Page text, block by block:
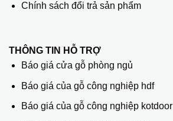
Chính sách đổi trả sản phẩm
THÔNG TIN HỖ TRỢ
Báo giá cửa gỗ phòng ngủ
Báo giá của gỗ công nghiệp hdf
Báo giá của gỗ công nghiệp kotdoor